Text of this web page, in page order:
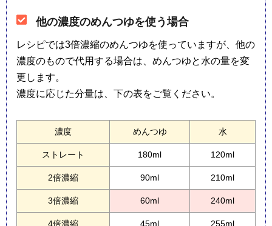
他の濃度のめんつゆを使う場合
レシピでは3倍濃縮のめんつゆを使っていますが、他の
濃度のもので代用する場合は、めんつゆと水の量を変
更します。
濃度に応じた分量は、下の表をご覧ください。
濃度 めんつゆ 水
ストレート 180ml 120ml
2倍濃縮 90ml 210ml
3倍濃縮 60ml 240ml
4倍濃縮 45ml 255ml